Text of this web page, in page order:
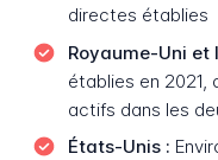
directes établies
Royaume-Uni et
établies en 2021,
actifs dans les
États-Unis :